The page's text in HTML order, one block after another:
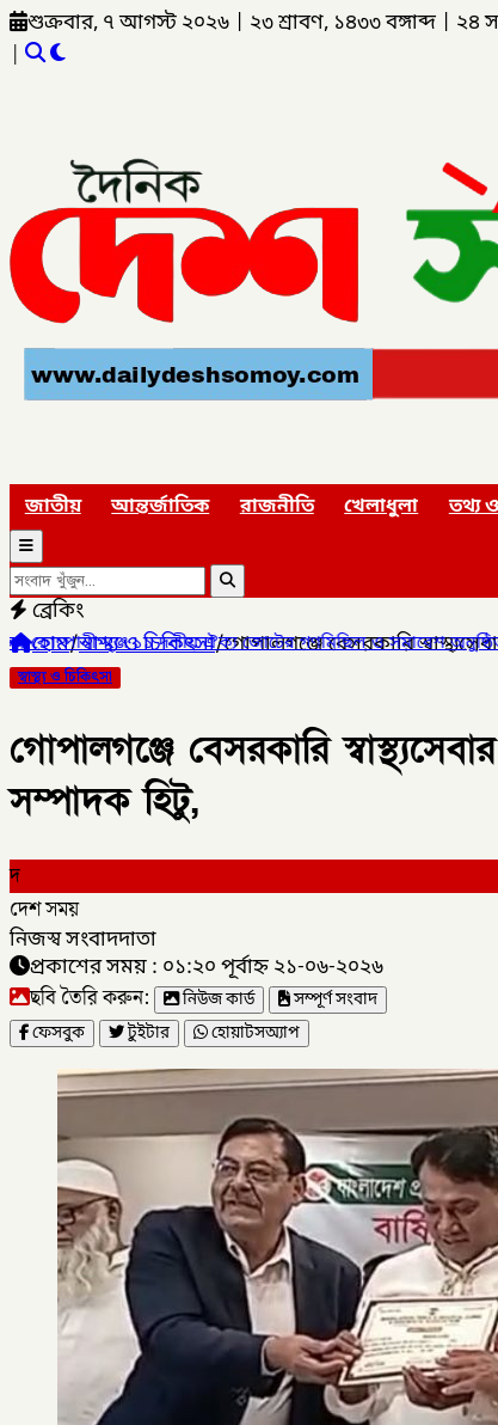
শুক্রবার, ৭ আগস্ট ২০২৬ ২৩ শ্রাবণ, ১৪৩৩ বঙ্গাব্দ ২৪
|
জাতীয় আন্তর্জাতিক রাজনীতি খেলাধুলা তথ্য ও
ব্রেকিং
ঐক্য জোটের গণমিছিল ও সমাবেশ অনুষ্ঠিত,✦লালমনিরহাটের
হোম/স্বাস্থ্য ও চিকিৎসা/গোপালগঞ্জে বেসরকারি
স্বাস্থ্য ও চিকিৎসা
গোপালগঞ্জে বেসরকারি
সম্পাদক হিটু,
দ
দেশ সময়
নিজস্ব সংবাদদাতা
প্রকাশের সময় : ০১:২০ পূর্বাহ্ন ২১-০৬-২০২৬
ছবি তৈরি করুন: নিউজ কার্ড
সম্পূর্ণ সংবাদ
ফেসবুক
টুইটার হোয়াটসঅ্যাপ